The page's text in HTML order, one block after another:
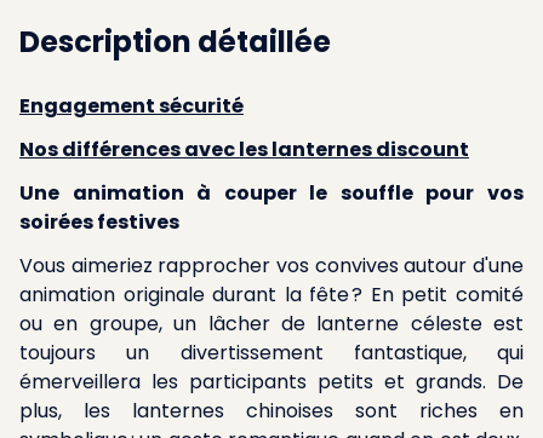
Description détaillée
Engagement sécurité
Nos différences avec les lanternes discount
Une animation à couper le souffle pour vos
soirées festives
Vous aimeriez rapprocher vos convives autour d'une
animation originale durant la fête ? En petit comité
ou en groupe, un lâcher de lanterne céleste est
toujours un divertissement fantastique, qui
émerveillera les participants petits et grands. De
plus, les lanternes chinoises sont riches en